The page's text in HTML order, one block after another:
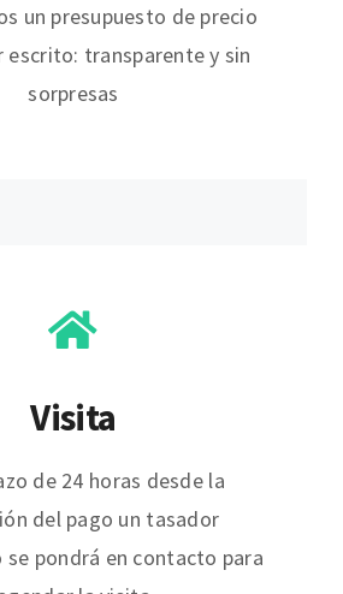
un presupuesto de precio
escrito: transparente y sin
sorpresas
Visita
de 24 horas desde la
del pago un tasador
pondrá en contacto para